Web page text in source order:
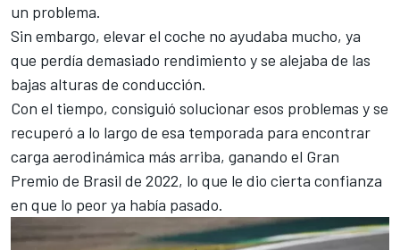
un problema.
Sin embargo, elevar el coche no ayudaba mucho, ya
que perdía demasiado rendimiento y se alejaba de las
bajas alturas de conducción.
Con el tiempo, consiguió solucionar esos problemas y se
recuperó a lo largo de esa temporada para encontrar
carga aerodinámica más arriba, ganando el Gran
Premio de Brasil de 2022, lo que le dio cierta confianza
en que lo peor ya había pasado.